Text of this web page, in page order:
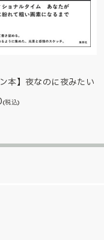
ン本】夜なのに夜みたい
(税込)